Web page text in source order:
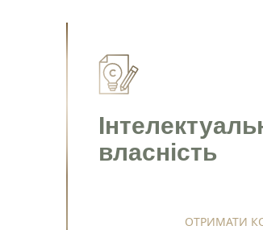
власність
ОТРИМАТИ